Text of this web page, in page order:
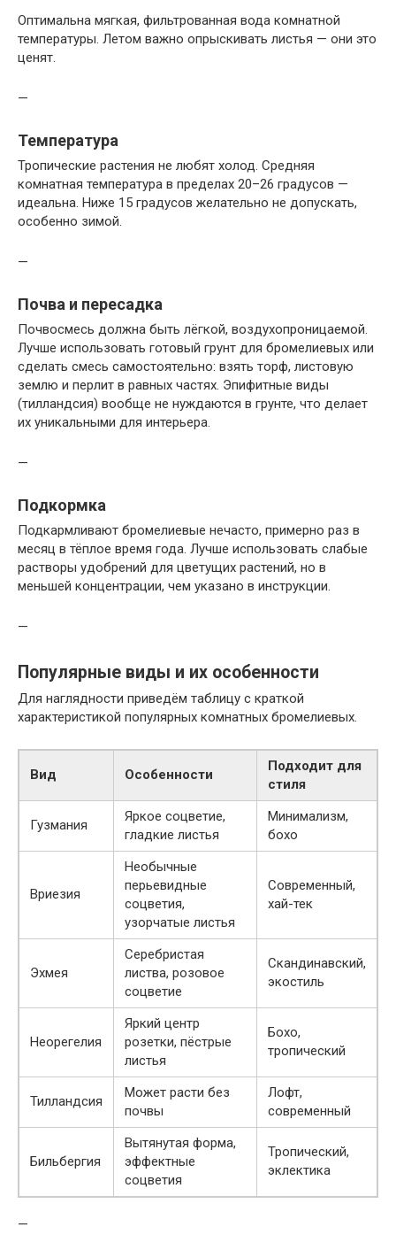
Оптимальна мягкая, фильтрованная вода комнатной
температуры. Летом важно опрыскивать листья — они это
ценят.
—
Температура
Тропические растения не любят холод. Средняя
комнатная температура в пределах 20–26 градусов —
идеальна. Ниже 15 градусов желательно не допускать,
особенно зимой.
—
Почва и пересадка
Почвосмесь должна быть лёгкой, воздухопроницаемой.
Лучше использовать готовый грунт для бромелиевых или
сделать смесь самостоятельно: взять торф, листовую
землю и перлит в равных частях. Эпифитные виды
(тилландсия) вообще не нуждаются в грунте, что делает
их уникальными для интерьера.
—
Подкормка
Подкармливают бромелиевые нечасто, примерно раз в
месяц в тёплое время года. Лучше использовать слабые
растворы удобрений для цветущих растений, но в
меньшей концентрации, чем указано в инструкции.
—
Популярные виды и их особенности
Для наглядности приведём таблицу с краткой
характеристикой популярных комнатных бромелиевых.
Вид Особенности
Подходит для
стиля
Гузмания
Яркое соцветие,
гладкие листья
Минимализм,
бохо
Вриезия
Необычные
перьевидные
соцветия,
узорчатые листья
Современный,
хай-тек
Эхмея
Серебристая
листва, розовое
соцветие
Скандинавский,
экостиль
Неорегелия
Яркий центр
розетки, пёстрые
листья
Бохо,
тропический
Тилландсия
Может расти без
почвы
Лофт,
современный
Бильбергия
Вытянутая форма,
эффектные
соцветия
Тропический,
эклектика
—